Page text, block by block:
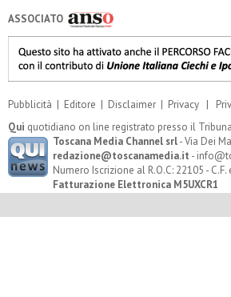
ASSOCIATO
Pubblicità | Editore | Disclaimer | Privacy |
Qui quotidiano on line registrato presso il
Toscana Media Channel srl- Via Dei
redazione@toscanamedia.it -
Numero Iscrizione al R.O.C: 22105 -
Fatturazione Elettronica M5UXCR1